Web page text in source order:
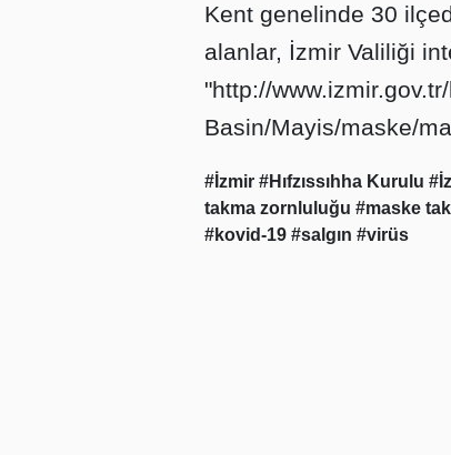
Kent genelinde 30
alanlar, İzmir Valiliği
"http://
Basin/Mayis/maske/
#İzmir #Hıfzıssıhha Kurulu
takma zornluluğu #maske
#kovid-19 #salgın #virüs